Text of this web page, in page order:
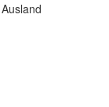
Ausland